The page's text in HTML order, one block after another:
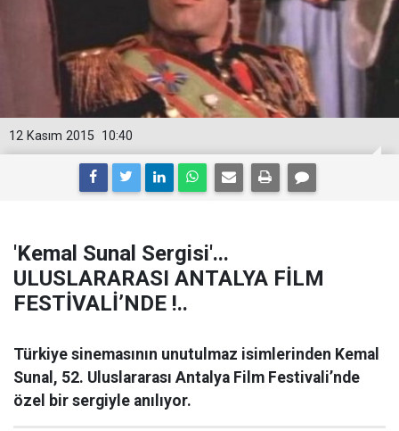
10:40
12 Kasım 2015
'Kemal Sunal Sergisi'...
ULUSLARARASI ANTALYA FİLM
FESTİVALİ’NDE‏ !..
Türkiye sinemasının unutulmaz isimlerinden Kemal
Sunal, 52. Uluslararası Antalya Film Festivali’nde
özel bir sergiyle anılıyor.